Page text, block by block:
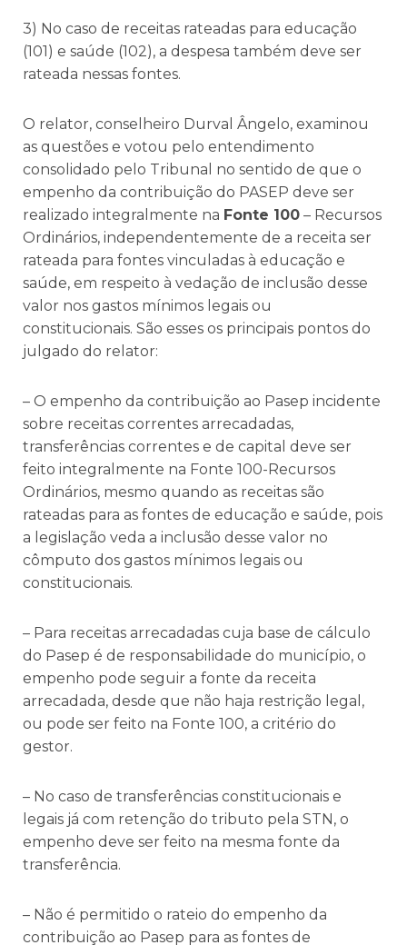
3) No caso de receitas rateadas para educação
(101) e saúde (102), a despesa também deve ser
rateada nessas fontes.
O relator, conselheiro Durval Ângelo, examinou
as questões e votou pelo entendimento
consolidado pelo Tribunal no sentido de que o
empenho da contribuição do PASEP deve ser
realizado integralmente na Fonte 100 – Recursos
Ordinários, independentemente de a receita ser
rateada para fontes vinculadas à educação e
saúde, em respeito à vedação de inclusão desse
valor nos gastos mínimos legais ou
constitucionais. São esses os principais pontos do
julgado do relator:
– O empenho da contribuição ao Pasep incidente
sobre receitas correntes arrecadadas,
transferências correntes e de capital deve ser
feito integralmente na Fonte 100-Recursos
Ordinários, mesmo quando as receitas são
rateadas para as fontes de educação e saúde, pois
a legislação veda a inclusão desse valor no
cômputo dos gastos mínimos legais ou
constitucionais.
– Para receitas arrecadadas cuja base de cálculo
do Pasep é de responsabilidade do município, o
empenho pode seguir a fonte da receita
arrecadada, desde que não haja restrição legal,
ou pode ser feito na Fonte 100, a critério do
gestor.
– No caso de transferências constitucionais e
legais já com retenção do tributo pela STN, o
empenho deve ser feito na mesma fonte da
transferência.
– Não é permitido o rateio do empenho da
contribuição ao Pasep para as fontes de